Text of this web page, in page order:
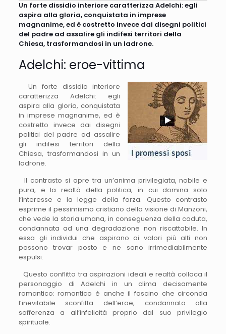
Un forte dissidio interiore caratterizza Adelchi: egli
aspira alla gloria, conquistata in imprese
magnanime, ed è costretto invece dai disegni politici
del padre ad assalire gli indifesi territori della
Chiesa, trasformandosi in un ladrone.
Adelchi: eroe-vittima
Un forte dissidio interiore
caratterizza Adelchi: egli
aspira alla gloria, conquistata
in imprese magnanime, ed è
costretto invece dai disegni
politici del padre ad assalire
gli indifesi territori della
Chiesa, trasformandosi in un
ladrone.
Il contrasto si apre tra un’anima privilegiata, nobile e
pura, e la realtà della politica, in cui domina solo
l’interesse e la legge della forza. Questo contrasto
esprime il pessimismo cristiano della visione di Manzoni,
che vede la storia umana, in conseguenza della caduta,
condannata ad una degradazione non riscattabile. In
essa gli individui che aspirano ai valori più alti non
possono trovar posto e ne sono irrimediabilmente
espulsi.
Questo conflitto tra aspirazioni ideali e realtà colloca il
personaggio di Adelchi in un clima decisamente
romantico: romantico è anche il fascino che circonda
l’inevitabile sconfitta dell’eroe, condannato alla
sofferenza a all’infelicità proprio dal suo privilegio
spirituale.